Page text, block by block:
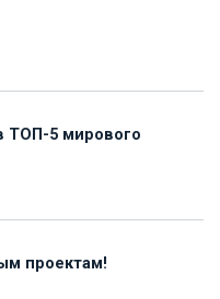
ТОП-5 мирового
проектам!